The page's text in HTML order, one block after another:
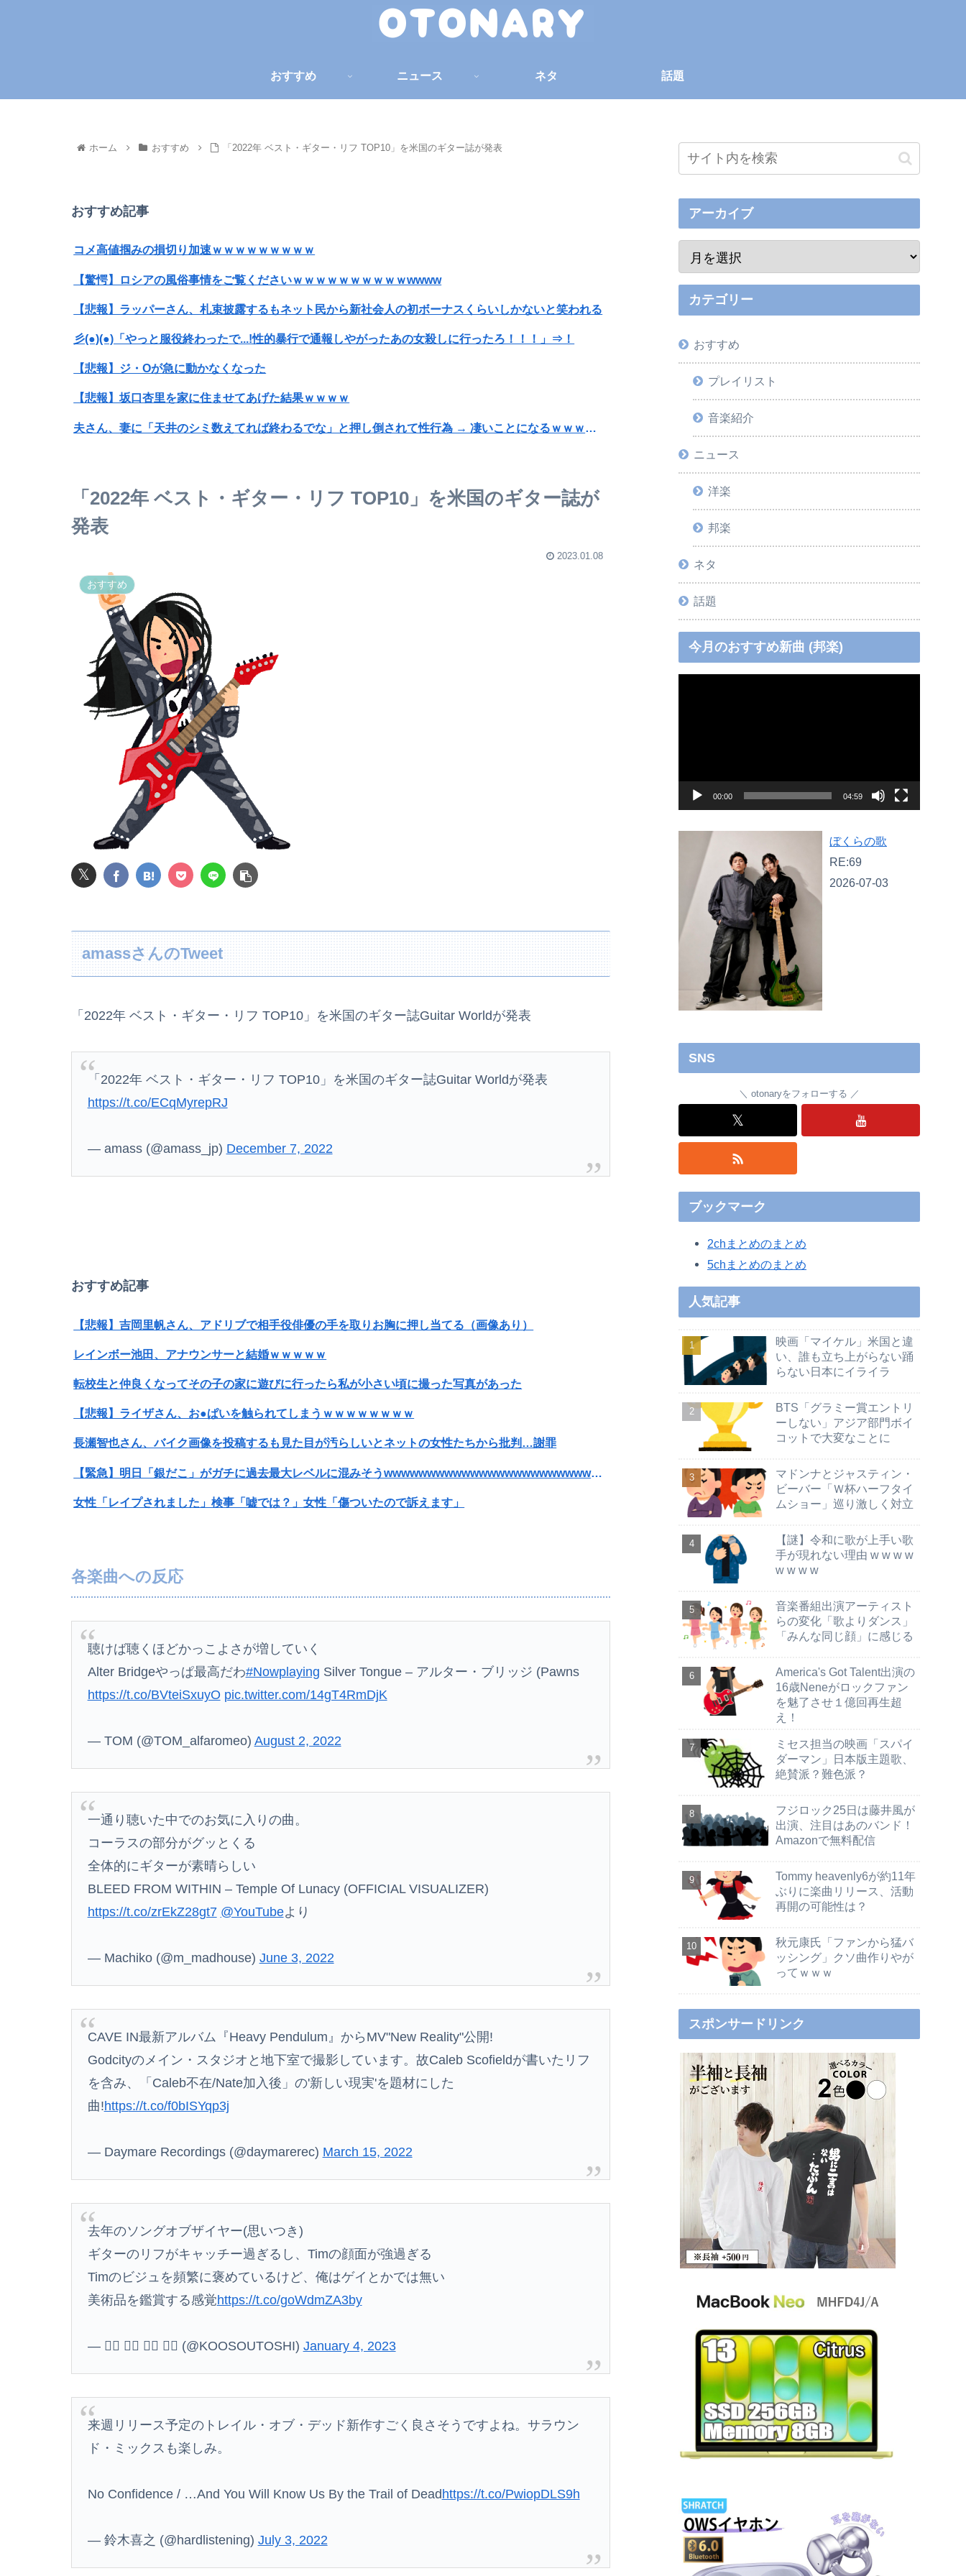
おすすめ ニュース ネタ 話題
ホーム おすすめ 「2022年 ベスト・ギター・リフ TOP10」を米国のギター誌が発表
おすすめ記事
コメ高値掴みの損切り加速ｗｗｗｗｗｗｗｗｗ
【驚愕】ロシアの風俗事情をご覧くださいｗｗｗｗｗｗｗｗｗｗwwww
【悲報】ラッパーさん、札束披露するもネット民から新社会人の初ボーナスくらいしかないと笑われる
彡(●)(●)「やっと服役終わったで...!性的暴行で通報しやがったあの女殺しに行ったろ！！！」⇒！
【悲報】ジ・Oが急に動かなくなった
【悲報】坂口杏里を家に住ませてあげた結果ｗｗｗｗ
夫さん、妻に「天井のシミ数えてれば終わるでな」と押し倒されて性行為 → 凄いことになるｗｗｗｗｗ
みいちゃん、セコカンになる
女性「レイプされました」検事「嘘では？」女性「傷ついたので訴えます」
【悲報】ワイ、軽貨物ドライバーという職業を知ってしまう・・・・・・・・・
20年落ちで走行距離3マンの軽15万
【悲報】吉岡里帆さん、アドリブで相手役俳優の手を取りお胸に押し当てる（画像あり）
レインボー池田、アナウンサーと結婚ｗｗｗｗｗ
転校生と仲良くなってその子の家に遊びに行ったら私が小さい頃に撮った写真があった
【悲報】ライザさん、お●ぱいを触られてしまうｗｗｗｗｗｗｗｗ
長瀬智也さん、バイク画像を投稿するも見た目が汚らしいとネットの女性たちから批判…謝罪
女性「レイプされました」検事「嘘では？」女性「傷ついたので訴えます」
【画像】JKの着替え流出してしまうｗｗｗwｗｗｗｗｗｗｗｗ❤
【熊本地震】発生後に居酒屋店内から温泉が吹き出す ← これ前触れじゃね？
行方不明になった子の名前が「大和」だと知った。その名前について考えた結果、ネットで意見が真っ二つになっていて…
【日向坂46】今回はお手頃価格？日向坂46とBEAMSのコラボが決定！！
【動画】半ケツ祭り、限界突破ｗｗｗｗｗｗｗｗｗｗｗｗｗ
高値で米を大量に仕入れた米卸大手、米価下落によって決算が凄まじいことになっている模様
【速報】韓国サッカー協会、W杯・五輪予選で外国審判員や監督官を性接待！！！！
【動画】ショートスリーパー堀大輔、高須幹弥にブチギレ
Powered by livedoor 相互RSS
「2022年 ベスト・ギター・リフ TOP10」を米国のギター誌が
発表
2023.01.08
おすすめ
𝕏
amassさんのTweet
「2022年 ベスト・ギター・リフ TOP10」を米国のギター誌Guitar Worldが発表
「2022年 ベスト・ギター・リフ TOP10」を米国のギター誌Guitar Worldが発表
https://t.co/ECqMyrepRJ
— amass (@amass_jp) December 7, 2022
おすすめ記事
【悲報】吉岡里帆さん、アドリブで相手役俳優の手を取りお胸に押し当てる（画像あり）
レインボー池田、アナウンサーと結婚ｗｗｗｗｗ
転校生と仲良くなってその子の家に遊びに行ったら私が小さい頃に撮った写真があった
【悲報】ライザさん、お●ぱいを触られてしまうｗｗｗｗｗｗｗｗ
長瀬智也さん、バイク画像を投稿するも見た目が汚らしいとネットの女性たちから批判…謝罪
【緊急】明日「銀だこ」がガチに過去最大レベルに混みそうwwwwwwwwwwwwwwwwwwwwwwwwww
女性「レイプされました」検事「嘘では？」女性「傷ついたので訴えます」
【悲報】ライザさん、お●ぱいを触られてしまうｗｗｗｗｗｗｗｗ
みいちゃん、セコカンになる
女性「レイプされました」検事「嘘では？」女性「傷ついたので訴えます」
【熊本地震】発生後に居酒屋店内から温泉が吹き出す ← これ前触れじゃね？
行方不明になった子の名前が「大和」だと知った。その名前について考えた結果、ネットで意見が真っ二つになっていて…
【日向坂46】今回はお手頃価格？日向坂46とBEAMSのコラボが決定！！
兵庫県斎藤知事、不正会計の疑いで前知事に聞き取り調査へ
【動画】半ケツ祭り、限界突破ｗｗｗｗｗｗｗｗｗｗｗｗｗ
【熊本地震】避難者の食生活、改善急務＝調理できず「パン飽き飽き」―断水なお３万戸超
高値で米を大量に仕入れた米卸大手、米価下落によって決算が凄まじいことになっている模様
【驚愕】ロシアの風俗事情をご覧くださいｗｗｗｗｗｗｗｗｗｗwwww
彡(●)(●)「やっと服役終わったで...!性的暴行で通報しやがったあの女殺しに行ったろ！！！」⇒！
【動画】ショートスリーパー堀大輔、高須幹弥にブチギレ
【悲報】ジ・Oが急に動かなくなった
各楽曲への反応
聴けば聴くほどかっこよさが増していく
Alter Bridgeやっぱ最高だわ#Nowplaying Silver Tongue – アルター・ブリッジ (Pawns
https://t.co/BVteiSxuyO pic.twitter.com/14gT4RmDjK
— TOM (@TOM_alfaromeo) August 2, 2022
一通り聴いた中でのお気に入りの曲。
コーラスの部分がグッとくる
全体的にギターが素晴らしい
BLEED FROM WITHIN – Temple Of Lunacy (OFFICIAL VISUALIZER)
https://t.co/zrEkZ28gt7 @YouTubeより
— Machiko (@m_madhouse) June 3, 2022
CAVE IN最新アルバム『Heavy Pendulum』からMV"New Reality"公開!
Godcityのメイン・スタジオと地下室で撮影しています。故Caleb Scofieldが書いたリフ
を含み、「Caleb不在/Nate加入後」の'新しい現実'を題材にした
曲!https://t.co/f0bISYqp3j
— Daymare Recordings (@daymarerec) March 15, 2022
去年のソングオブザイヤー(思いつき)
ギターのリフがキャッチー過ぎるし、Timの顔面が強過ぎる
Timのビジュを頻繁に褒めているけど、俺はゲイとかでは無い
美術品を鑑賞する感覚https://t.co/goWdmZA3by
— 空⃞ 想⃞ 都⃞ 市⃞ (@KOOSOUTOSHI) January 4, 2023
来週リリース予定のトレイル・オブ・デッド新作すごく良さそうですよね。サラウン
ド・ミックスも楽しみ。
No Confidence / …And You Will Know Us By the Trail of Dead https://t.co/PwiopDLS9h
— 鈴木喜之 (@hardlistening) July 3, 2022
アーカイブ
カテゴリー
おすすめ
プレイリスト
音楽紹介
ニュース
洋楽
邦楽
ネタ
話題
今月のおすすめ新曲 (邦楽)
ー
00:00 04:59
ぼくらの歌
RE:69
2026-07-03
SNS
otonaryをフォローする
𝕏
ブックマーク
2chまとめのまとめ
5chまとめのまとめ
人気記事
映画「マイケル」米国と違
い、誰も立ち上がらない踊
らない日本にイライラ
BTS「グラミー賞エントリ
ーしない」アジア部門ボイ
コットで大変なことに
マドンナとジャスティン・
ビーバー「Ｗ杯ハーフタイ
ムショー」巡り激しく対立
【謎】令和に歌が上手い歌
手が現れない理由 w w w w
w w w w
音楽番組出演アーティスト
らの変化「歌よりダンス」
「みんな同じ顔」に感じる
America's Got Talent出演の
16歳Neneがロックファン
を魅了させ１億回再生超
え！
ミセス担当の映画「スパイ
ダーマン」日本版主題歌、
絶賛派？難色派？
フジロック25日は藤井風が
出演、注目はあのバンド！
Amazonで無料配信
Tommy heavenly6が約11年
ぶりに楽曲リリース、活動
再開の可能性は？
秋元康氏「ファンから猛バ
ッシング」クソ曲作りやが
ってｗｗｗ
スポンサードリンク